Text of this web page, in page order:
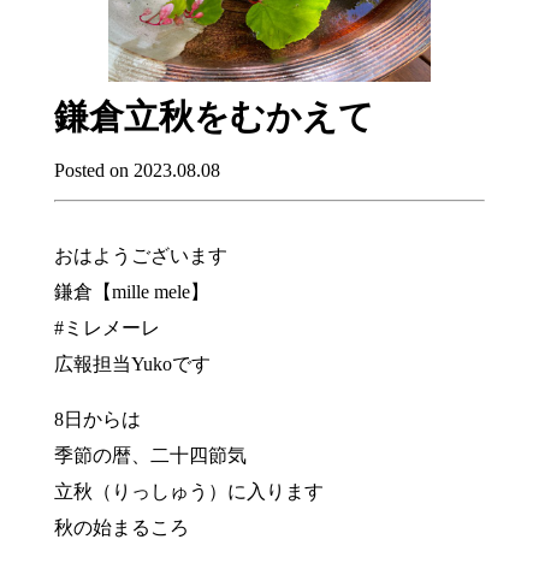
鎌倉立秋をむかえて
Posted on 2023.08.08
おはようございます
鎌倉【mille mele】
#ミレメーレ
広報担当Yukoです
8日からは
季節の暦、二十四節気
立秋（りっしゅう）に入ります
秋の始まるころ